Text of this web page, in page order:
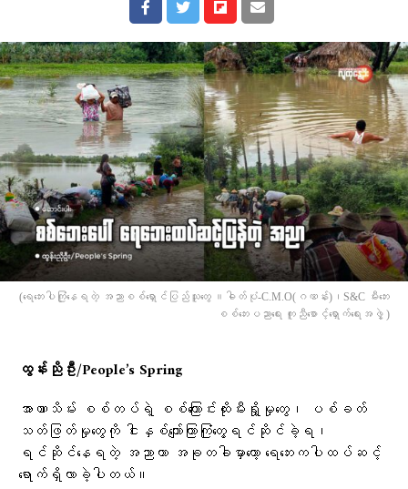
(​ရေ​ဘေးပါကြုံ​နေရတဲ့ အညာစစ်​ရှောင်ပြည်သူ​တွေ ။ဓါတ်ပုံ-C.M.O(ဂဏန်း)၊S&C မီးဘေး
စစ်ဘေးပညာရေး ကူညီစောင့်ရှောက်ရေးအဖွဲ့ )
ထွန်းညိုဦး/People’s Spring
အာဏာသိမ်း စစ်တပ်ရဲ့ စစ်ကြောင်းထိုးမီးရှို့မှုတွေ၊ ပစ်ခတ်
သတ်ဖြတ်မှုတွေကို ငါးနှစ်​ကျော်ကြာကြုံတွေ့ရင်ဆိုင်ခဲ့ရ၊
ရင်ဆိုင်နေရတဲ့ အညာဟာ အခုတခါမှာတော့ ရေဘေးကပါထပ်ဆင့်
ရောက်ရှိလာခဲ့ပါတယ်။